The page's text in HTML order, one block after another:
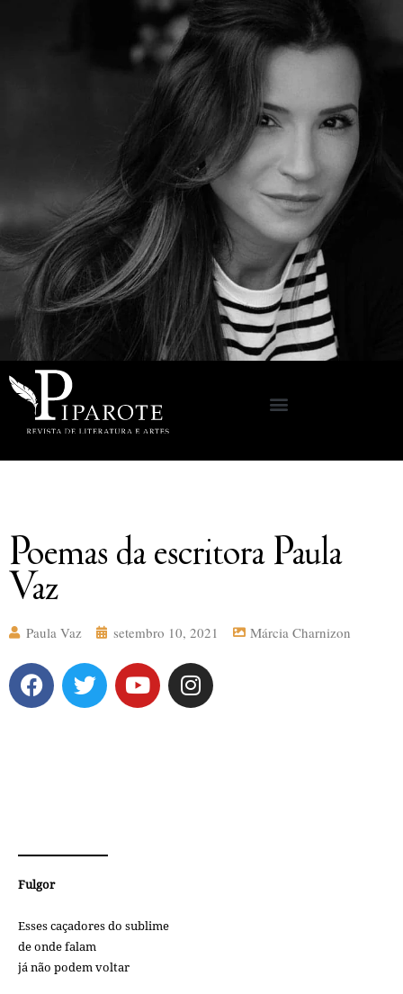
Poemas da escritora Paula
Vaz
Paula Vaz setembro 10, 2021 Márcia Charnizon
Fulgor
Esses caçadores do sublime
de onde falam
já não podem voltar